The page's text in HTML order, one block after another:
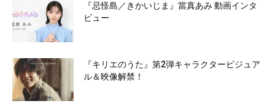
『忌怪島／きかいじま』當真あみ 動画インタ
ビュー
『キリエのうた』第2弾キャラクタービジュア
ル＆映像解禁！